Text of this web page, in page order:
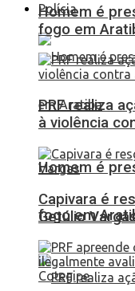
Polícia
Homem é
fogo em
Homem é
fogo em
PRF realiza
à violência
Capivara é
Getúlio